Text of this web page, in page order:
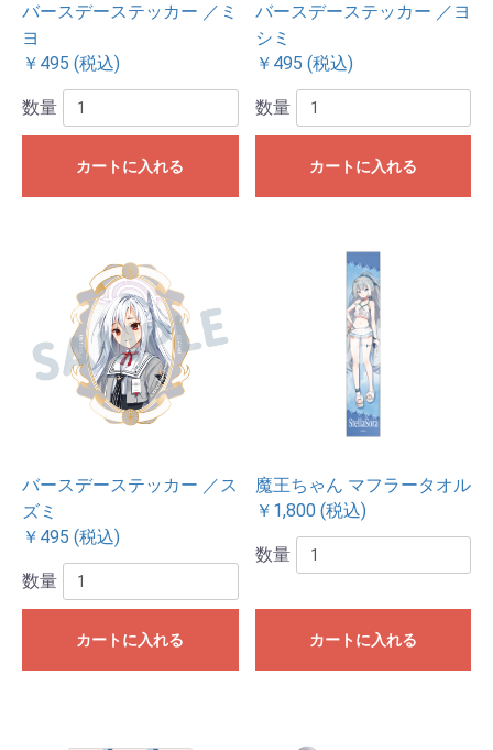
バースデーステッカー ／ミ
ヨ
￥495 (税込)
数量
カートに入れる
バースデーステッカー ／ヨ
シミ
￥495 (税込)
数量
カートに入れる
バースデーステッカー ／ス
ズミ
￥495 (税込)
数量
カートに入れる
魔王ちゃん マフラータオル
￥1,800 (税込)
数量
カートに入れる